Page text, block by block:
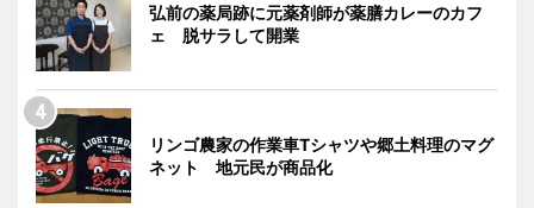
弘前の薬局跡に元薬剤師が薬膳カレーのカフ
ェ 脱サラして開業
リンゴ農家の作業車Tシャツや郷土料理のマグ
ネット 地元民が商品化